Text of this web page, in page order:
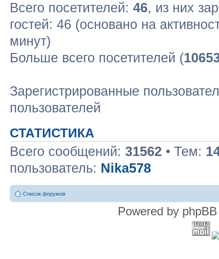
Всего посетителей: 46, из них
гостей: 46 (основано на
минут)
Больше всего посетителей (
Зарегистрированные
пользователей
СТАТИСТИКА
Всего сообщений: 31562 • Тем:
пользователь: Nika578
Список форумов
Powered by